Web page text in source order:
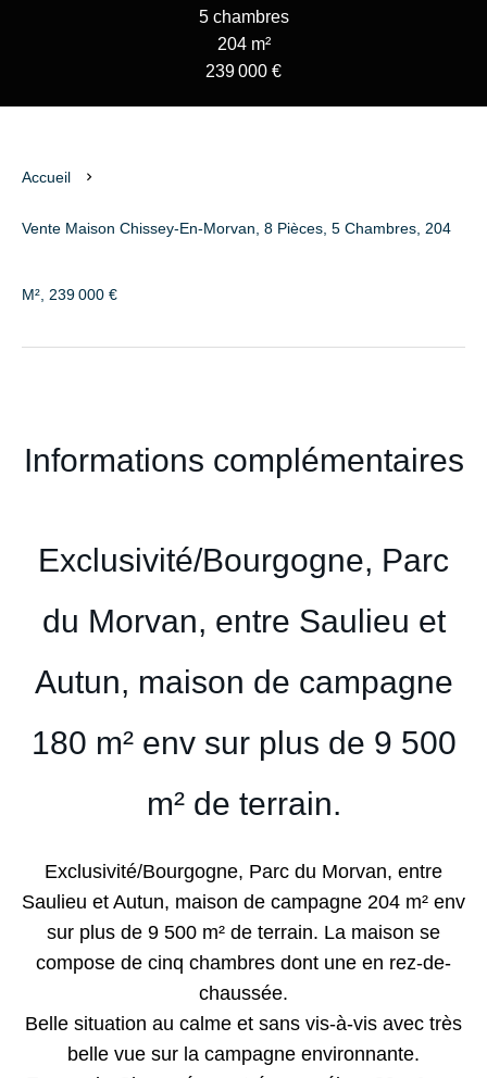
5 chambres
204 m²
239 000 €
Accueil
Vente Maison Chissey-En-Morvan, 8 Pièces, 5 Chambres, 204
M², 239 000 €
Informations complémentaires
Exclusivité/Bourgogne, Parc
du Morvan, entre Saulieu et
Autun, maison de campagne
180 m² env sur plus de 9 500
m² de terrain.
Exclusivité/Bourgogne, Parc du Morvan, entre
Saulieu et Autun, maison de campagne 204 m² env
sur plus de 9 500 m² de terrain. La maison se
compose de cinq chambres dont une en rez-de-
chaussée.
Belle situation au calme et sans vis-à-vis avec très
belle vue sur la campagne environnante.